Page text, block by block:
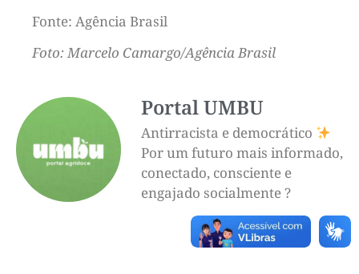
Fonte: Agência Brasil
Foto: Marcelo Camargo/Agência Brasil
Portal UMBU
Antirracista e democrático
Por um futuro mais informado,
conectado, consciente e
engajado socialmente ?